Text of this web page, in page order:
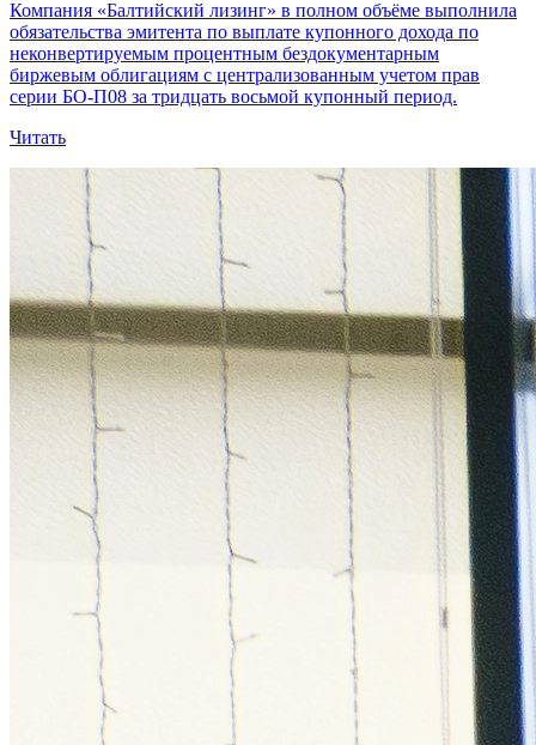
Компания «Балтийский лизинг» в полном объёме выполнила
обязательства эмитента по выплате купонного дохода по
неконвертируемым процентным бездокументарным
биржевым облигациям с централизованным учетом прав
серии БО-П08 за тридцать восьмой купонный период.
Читать